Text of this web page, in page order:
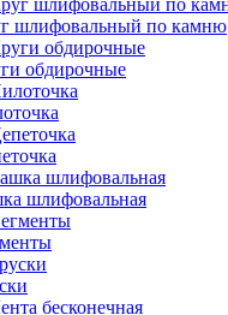
шлифовальный по камню
обдирочные
шлифовальная